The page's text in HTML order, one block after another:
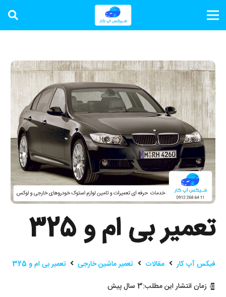
تعمیر بی ام و 325
فیکس آپ کار مقالات تعمیر ماشین خارجی
تعمیر بی ام و 325
زمان انتشار این مطلب:3 سال پیش